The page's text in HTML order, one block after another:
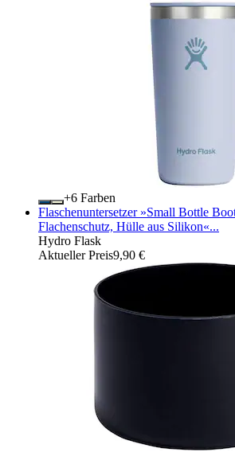
+
Farben
Flaschenuntersetzer »Small Bottle
Flachenschutz, Hülle aus Silikon«...
Hydro Flask
Aktueller Preis9,90 €